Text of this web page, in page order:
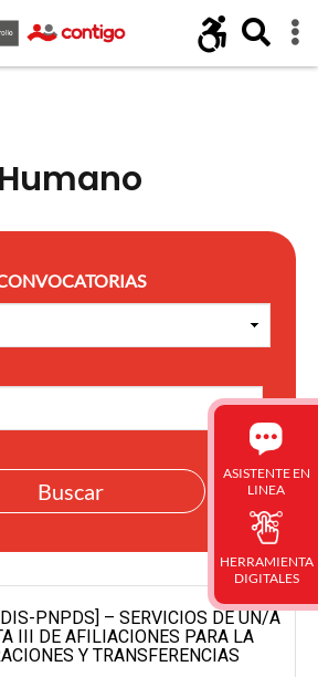
PNPDS] – SERVICIOS DE UN/A
III DE AFILIACIONES PARA LA
Y TRANSFERENCIAS
ASISTENTE EN
LINEA
HERRAMIENTA
DIGITALES